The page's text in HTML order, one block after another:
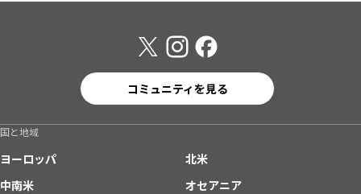
コミュニティを見る
国と地域
ヨーロッパ
北米
中南米
オセアニア